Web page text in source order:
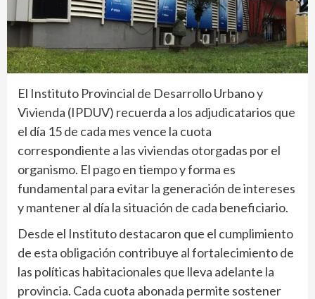
El Instituto Provincial de Desarrollo Urbano y
Vivienda (IPDUV) recuerda a los adjudicatarios que
el día 15 de cada mes vence la cuota
correspondiente a las viviendas otorgadas por el
organismo. El pago en tiempo y forma es
fundamental para evitar la generación de intereses
y mantener al día la situación de cada beneficiario.
Desde el Instituto destacaron que el cumplimiento
de esta obligación contribuye al fortalecimiento de
las políticas habitacionales que lleva adelante la
provincia. Cada cuota abonada permite sostener